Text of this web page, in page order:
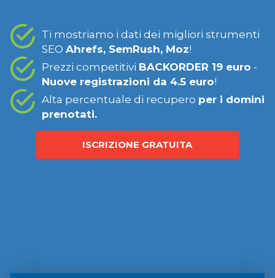
Ti mostriamo i dati dei migliori strumenti
SEO Ahrefs, SemRush, Moz!
Prezzi competitivi BACKORDER 19 euro -
Nuove registrazioni da 4.5 euro!
Alta percentuale di recupero per i domini
prenotati.
ISCRIZIONE GRATUITA